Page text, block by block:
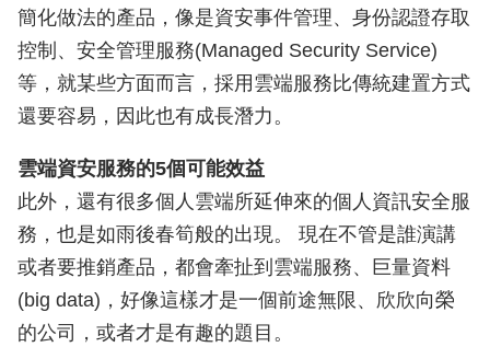
簡化做法的產品，像是資安事件管理、身份認證存取
控制、安全管理服務(Managed Security Service)
等，就某些方面而言，採用雲端服務比傳統建置方式
還要容易，因此也有成長潛力。
雲端資安服務的5個可能效益
此外，還有很多個人雲端所延伸來的個人資訊安全服
務，也是如雨後春筍般的出現。 現在不管是誰演講
或者要推銷產品，都會牽扯到雲端服務、巨量資料
(big data)，好像這樣才是一個前途無限、欣欣向榮
的公司，或者才是有趣的題目。